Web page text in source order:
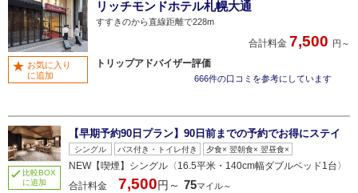
リッチモンドホテル札幌大通
すすきのから直線距離で228m
合計料金 7,500 円～
トリップアドバイザー評価
666件の口コミを参考にしています
お気に入り
に追加
比較BOX
に追加
【早期予約90日プラン】90日前までの予約でお得にステイ
シングル バス付き・トイレ付き 夕食× 翌朝食× 翌昼食×
NEW【喫煙】シングル〈16.5平米・140cm幅ダブルベッド1台〉
合計料金
7,500円～ 75マイル～